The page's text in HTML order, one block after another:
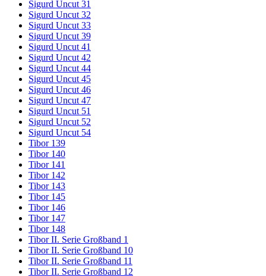
Sigurd Uncut 31
Sigurd Uncut 32
Sigurd Uncut 33
Sigurd Uncut 39
Sigurd Uncut 41
Sigurd Uncut 42
Sigurd Uncut 44
Sigurd Uncut 45
Sigurd Uncut 46
Sigurd Uncut 47
Sigurd Uncut 51
Sigurd Uncut 52
Sigurd Uncut 54
Tibor 139
Tibor 140
Tibor 141
Tibor 142
Tibor 143
Tibor 145
Tibor 146
Tibor 147
Tibor 148
Tibor II. Serie Großband 1
Tibor II. Serie Großband 10
Tibor II. Serie Großband 11
Tibor II. Serie Großband 12